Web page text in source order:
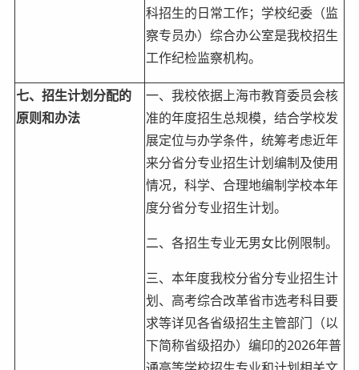
科招生的日常工作；学校纪委（监
察专员办）综合办公室是我校招生
工作纪检监察机构。
七、招生计划分配的
原则和办法
一、我校依据上海市教育委员会核
准的年度招生总规模，结合学校发
展定位与办学条件，统筹考虑近年
来分省分专业招生计划编制及使用
情况，科学、合理地编制学校本年
度分省分专业招生计划。
二、各招生专业无男女比例限制。
三、本年度我校分省分专业招生计
划、高考综合改革省市选考科目要
求等详见各省级招生主管部门（以
下简称省级招办）编印的2026年普